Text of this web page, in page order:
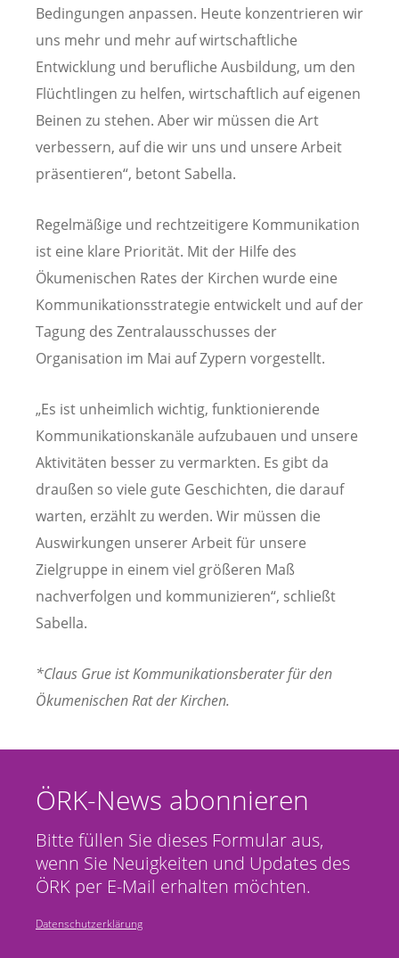
Bedingungen anpassen. Heute konzentrieren wir
uns mehr und mehr auf wirtschaftliche
Entwicklung und berufliche Ausbildung, um den
Flüchtlingen zu helfen, wirtschaftlich auf eigenen
Beinen zu stehen. Aber wir müssen die Art
verbessern, auf die wir uns und unsere Arbeit
präsentieren“, betont Sabella.
Regelmäßige und rechtzeitigere Kommunikation
ist eine klare Priorität. Mit der Hilfe des
Ökumenischen Rates der Kirchen wurde eine
Kommunikationsstrategie entwickelt und auf der
Tagung des Zentralausschusses der
Organisation im Mai auf Zypern vorgestellt.
„Es ist unheimlich wichtig, funktionierende
Kommunikationskanäle aufzubauen und unsere
Aktivitäten besser zu vermarkten. Es gibt da
draußen so viele gute Geschichten, die darauf
warten, erzählt zu werden. Wir müssen die
Auswirkungen unserer Arbeit für unsere
Zielgruppe in einem viel größeren Maß
nachverfolgen und kommunizieren“, schließt
Sabella.
*Claus Grue ist Kommunikationsberater für den
Ökumenischen Rat der Kirchen.
ÖRK-News abonnieren
Bitte füllen Sie dieses Formular aus,
wenn Sie Neuigkeiten und Updates des
ÖRK per E-Mail erhalten möchten.
Datenschutzerklärung